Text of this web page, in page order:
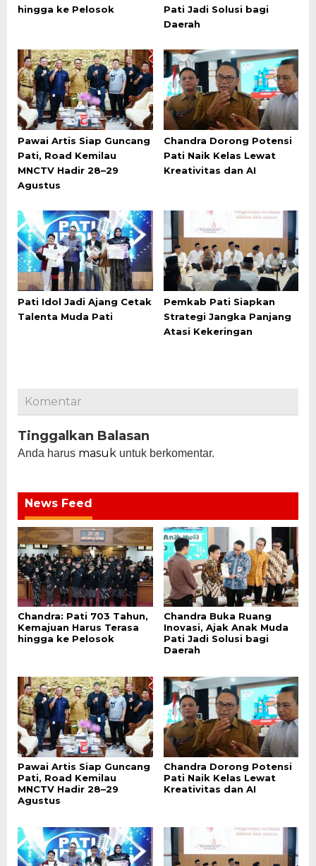
hingga ke Pelosok
Pati Jadi Solusi bagi
Daerah
Pawai Artis Siap Guncang
Pati, Road Kemilau
MNCTV Hadir 28–29
Agustus
Chandra Dorong Potensi
Pati Naik Kelas Lewat
Kreativitas dan AI
Pati Idol Jadi Ajang Cetak
Talenta Muda Pati
Pemkab Pati Siapkan
Strategi Jangka Panjang
Atasi Kekeringan
Komentar
Tinggalkan Balasan
Anda harus masuk untuk berkomentar.
News Feed
Chandra: Pati 703 Tahun,
Kemajuan Harus Terasa
hingga ke Pelosok
Chandra Buka Ruang
Inovasi, Ajak Anak Muda
Pati Jadi Solusi bagi
Daerah
Pawai Artis Siap Guncang
Pati, Road Kemilau
MNCTV Hadir 28–29
Agustus
Chandra Dorong Potensi
Pati Naik Kelas Lewat
Kreativitas dan AI